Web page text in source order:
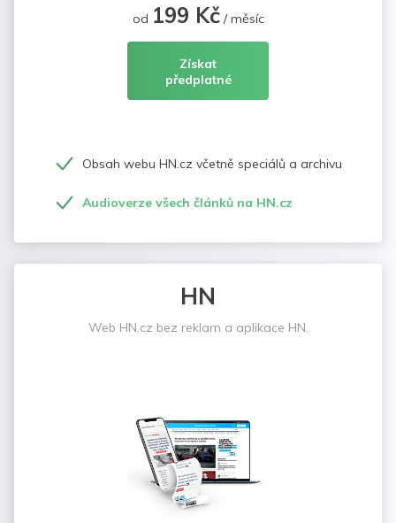
od 199 Kč/ měsíc
Získat
předplatné
Obsah webu HN.cz včetně speciálů a archivu
Audioverze všech článků na HN.cz
HN
Web HN.cz bez reklam a aplikace HN.